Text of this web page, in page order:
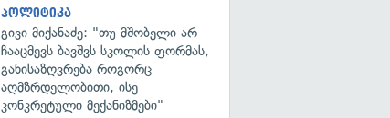
პოლიტიკა
გივი მიქანაძე: "თუ მშობელი არ
ჩააცმევს ბავშვს სკოლის ფორმას,
განისაზღვრება როგორც
აღმზრდელობითი, ისე
კონკრეტული მექანიზმები"